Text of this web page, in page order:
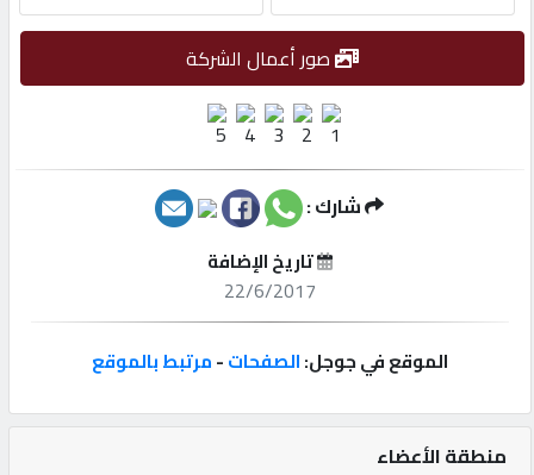
إبحث
بنا
منطقة الأعضاء
صور أعمال الشركة
شارك :
تاريخ الإضافة
22/6/2017
الموقع في جوجل:الصفحات-مرتبط بالموقع